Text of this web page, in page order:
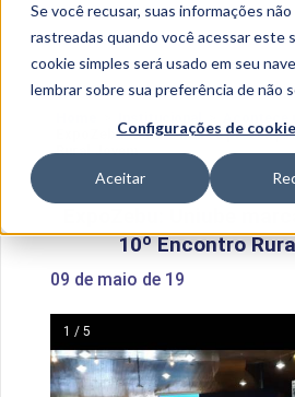
Se você recusar, suas informações não
rastreadas quando você acessar este
cookie simples será usado em seu
lembrar sobre sua preferência de não
Configurações de
Aceitar
ExpoZebu: Uniube marca presença
Rural Jovem
ExpoZebu: Uniube
10º Encontro
09 de maio de 19
1 / 5